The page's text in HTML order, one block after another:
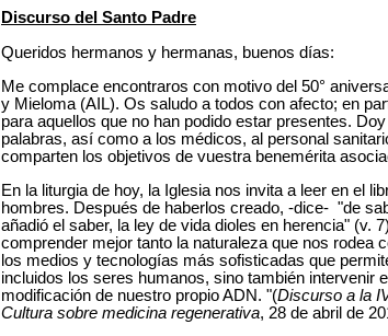
Discurso del Santo Padre
Queridos hermanos y hermanas, buenos días:
Me complace encontraros con motivo del 50°
y Mieloma (AIL). Os saludo a todos con afecto; en
para aquellos que no han podido estar presentes.
palabras, así como a los médicos, al personal
comparten los objetivos de vuestra benemérita
En la liturgia de hoy, la Iglesia nos invita a leer en el
hombres. Después de haberlos creado, -dice- "de
añadió el saber, la ley de vida dioles en herencia" (v.
comprender mejor tanto la naturaleza que nos rodea
los medios y tecnologías más sofisticadas que
incluidos los seres humanos, sino también intervenir
modificación de nuestro propio ADN. "(Discurso a la
Cultura sobre medicina regenerativa, 28 de abril de